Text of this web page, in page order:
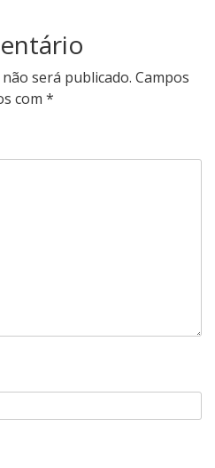
será publicado. Campos
com *